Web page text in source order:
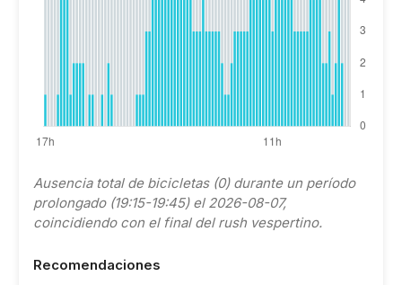
Ausencia total de bicicletas (0) durante un período
prolongado (19:15-19:45) el 2026-08-07,
coincidiendo con el final del rush vespertino.
Recomendaciones